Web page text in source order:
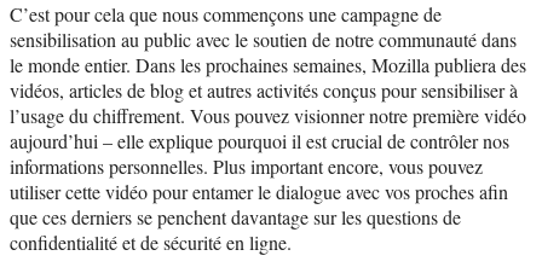
C’est pour cela que nous commençons une campagne de
sensibilisation au public avec le soutien de notre communauté dans
le monde entier. Dans les prochaines semaines, Mozilla publiera des
vidéos, articles de blog et autres activités conçus pour sensibiliser à
l’usage du chiffrement. Vous pouvez visionner notre première vidéo
aujourd’hui – elle explique pourquoi il est crucial de contrôler nos
informations personnelles. Plus important encore, vous pouvez
utiliser cette vidéo pour entamer le dialogue avec vos proches afin
que ces derniers se penchent davantage sur les questions de
confidentialité et de sécurité en ligne.